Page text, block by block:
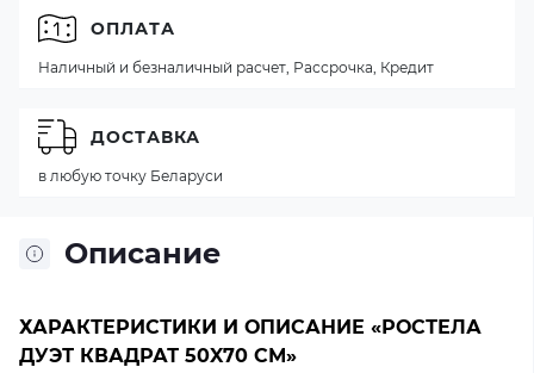
Описание
ХАРАКТЕРИСТИКИ И ОПИСАНИЕ «РОСТЕЛА
ДУЭТ КВАДРАТ 50X70 СМ»
ОПЛАТА
Наличный и безналичный расчет, Рассрочка, Кредит
ДОСТАВКА
в любую точку Беларуси